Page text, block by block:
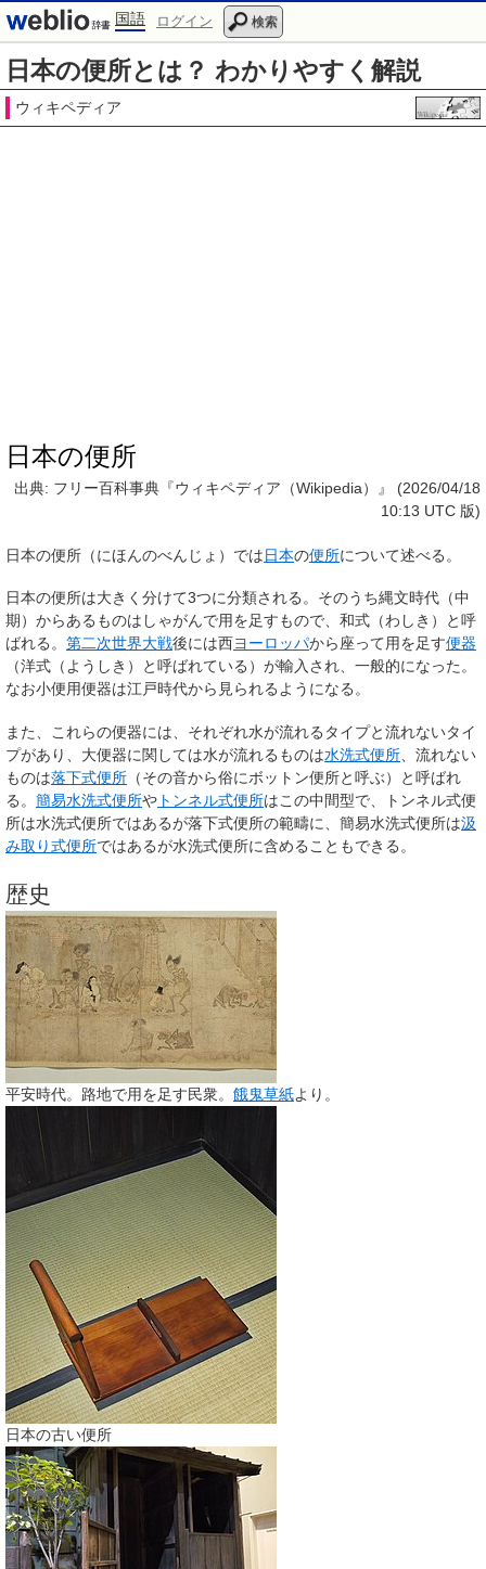
国語 ログイン 検索
日本の便所とは？ わかりやすく解説
ウィキペディア
日本の便所
出典: フリー百科事典『ウィキペディア（Wikipedia）』 (2026/04/18
10:13 UTC 版)
日本の便所 （にほんのべんじょ）では日本の便所について述べる。
日本の便所は大きく分けて3つに分類される。そのうち縄文時代（中
期）からあるものはしゃがんで用を足すもので、 和式 （わしき）と呼
ばれる。 第二次世界大戦後には西ヨーロッパから座って用を足す便器
（洋式 （ようしき）と呼ばれている）が輸入され、一般的になった。
なお小便用便器は江戸時代から見られるようになる。
また、これらの便器には、それぞれ水が流れるタイプと流れないタイ
プがあり、大便器に関しては水が流れるものは水洗式便所 、流れない
ものは落下式便所 （その音から俗にボットン便所と呼ぶ）と呼ばれ
る。 簡易水洗式便所や トンネル式便所はこの中間型で、トンネル式便
所は水洗式便所ではあるが落下式便所の範疇に、簡易水洗式便所は汲
み取り式便所ではあるが水洗式便所に含めることもできる。
歴史
平安時代。路地で用を足す民衆。 餓鬼草紙より。
日本の古い便所